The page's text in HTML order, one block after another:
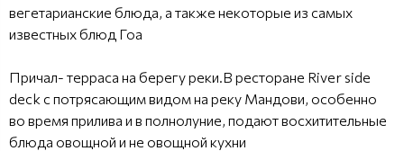
вегетарианские блюда, а также некоторые из самых
известных блюд Гоа
Причал- терраса на берегу реки.В ресторане River side
deck с потрясающим видом на реку Мандови, особенно
во время прилива и в полнолуние, подают восхитительные
блюда овощной и не овощной кухни